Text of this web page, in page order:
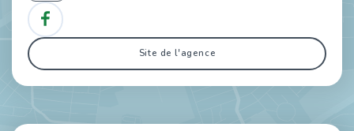
Site de l'agence